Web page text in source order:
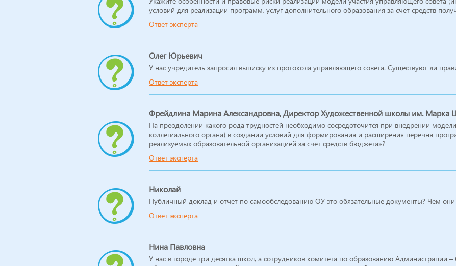
условий для реализации программ, услуг дополнительного образования за счет средств
Ответ эксперта
Олег Юрьевич
У нас учредитель запросил выписку из протокола управляющего совета. Существуют ли
Ответ эксперта
Фрейдлина Марина Александровна, Директор Художественной школы им. Марка
На преодолении какого рода трудностей необходимо сосредоточится при внедрении
коллегиального органа) в создании условий для формирования и расширения перечня
реализуемых образовательной организацией за счет средств бюджета»?
Ответ эксперта
Николай
Публичный доклад и отчет по самообследованию ОУ это обязательные документы? Чем они
Ответ эксперта
Нина Павловна
У нас в городе три десятка школ, а сотрудников комитета по образованию Администрации –